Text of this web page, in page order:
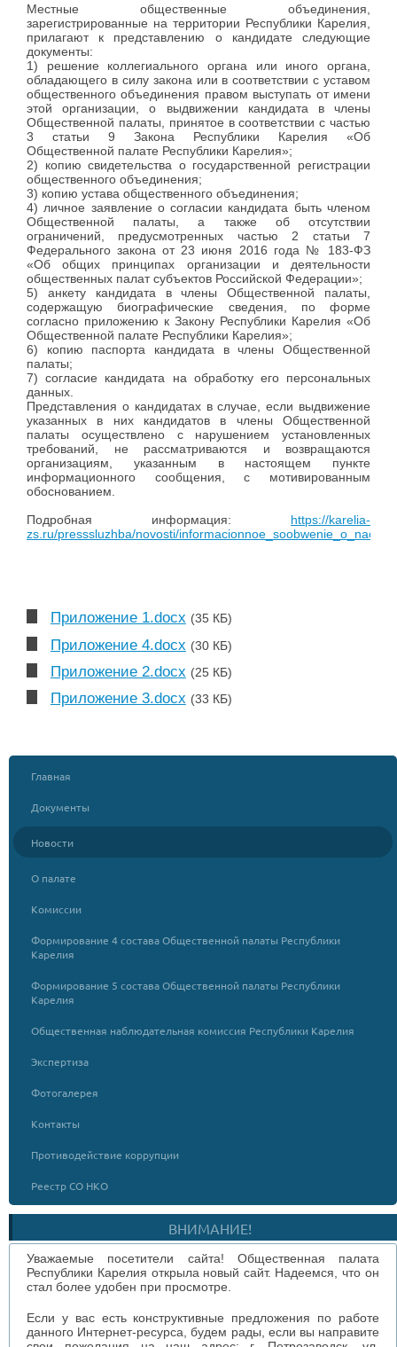
Местные общественные объединения,
зарегистрированные на территории Республики Карелия,
прилагают к представлению о кандидате следующие
документы:
1) решение коллегиального органа или иного органа,
обладающего в силу закона или в соответствии с уставом
общественного объединения правом выступать от имени
этой организации, о выдвижении кандидата в члены
Общественной палаты, принятое в соответствии с частью
3 статьи 9 Закона Республики Карелия «Об
Общественной палате Республики Карелия»;
2) копию свидетельства о государственной регистрации
общественного объединения;
3) копию устава общественного объединения;
4) личное заявление о согласии кандидата быть членом
Общественной палаты, а также об отсутствии
ограничений, предусмотренных частью 2 статьи 7
Федерального закона от 23 июня 2016 года № 183-ФЗ
«Об общих принципах организации и деятельности
общественных палат субъектов Российской Федерации»;
5) анкету кандидата в члены Общественной палаты,
содержащую биографические сведения, по форме
согласно приложению к Закону Республики Карелия «Об
Общественной палате Республики Карелия»;
6) копию паспорта кандидата в члены Общественной
палаты;
7) согласие кандидата на обработку его персональных
данных.
Представления о кандидатах в случае, если выдвижение
указанных в них кандидатов в члены Общественной
палаты осуществлено с нарушением установленных
требований, не рассматриваются и возвращаются
организациям, указанным в настоящем пункте
информационного сообщения, с мотивированным
обоснованием.
Подробная информация: https://karelia-
zs.ru/presssluzhba/novosti/
Приложение 1.docx (35 КБ)
Приложение 4.docx (30 КБ)
Приложение 2.docx (25 КБ)
Приложение 3.docx (33 КБ)
Главная
Документы
Новости
О палате
Комиссии
Формирование 4 состава Общественной палаты Республики
Карелия
Формирование 5 состава Общественной палаты Республики
Карелия
Общественная наблюдательная комиссия Республики Карелия
Экспертиза
Фотогалерея
Контакты
Противодействие коррупции
Реестр СО НКО
ВНИМАНИЕ!
Уважаемые посетители сайта! Общественная палата
Республики Карелия открыла новый сайт. Надеемся, что он
стал более удобен при просмотре.
Если у вас есть конструктивные предложения по работе
данного Интернет-ресурса, будем рады, если вы направите